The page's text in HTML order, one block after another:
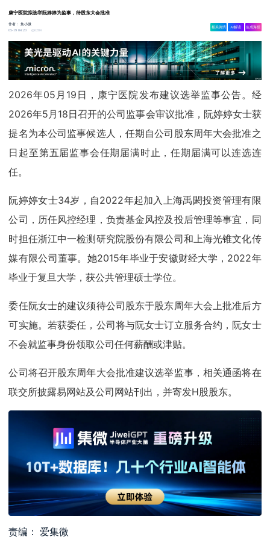
康宁医院拟选举阮婷婷为监事，待股东大会批准
作者：集小微
05-19 04:20
6284
相关舆情 AI解读 生成海报
2026年05月19日，康宁医院发布建议选举监事公告。经
2026年5月18日召开的公司监事会审议批准，阮婷婷女士获
提名为本公司监事候选人，任期自公司股东周年大会批准之
日起至第五届监事会任期届满时止，任期届满可以连选连
任。
阮婷婷女士34岁，自2022年起加入上海禹閎投资管理有限
公司，历任风控经理，负责基金风控及投后管理等事宜，同
时担任浙江中一检测研究院股份有限公司和上海光锥文化传
媒有限公司董事。她2015年毕业于安徽财经大学，2022年
毕业于复旦大学，获公共管理硕士学位。
委任阮女士的建议须待公司股东于股东周年大会上批准后方
可实施。若获委任，公司将与阮女士订立服务合约，阮女士
不会就监事身份领取公司任何薪酬或津贴。
公司将召开股东周年大会批准建议选举监事，相关通函将在
联交所披露易网站及公司网站刊出，并寄发H股股东。
责编： 爱集微